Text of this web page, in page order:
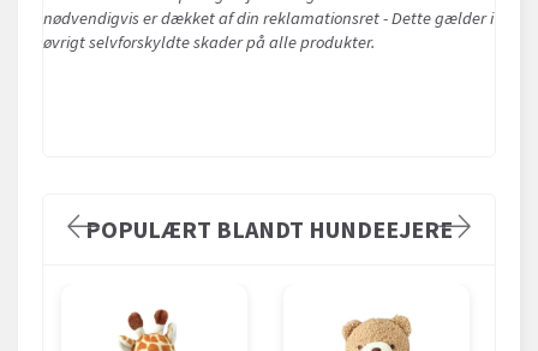
nødvendigvis er dækket af din reklamationsret - Dette gælder i
øvrigt selvforskyldte skader på alle produkter.
POPULÆRT BLANDT HUNDEEJERE